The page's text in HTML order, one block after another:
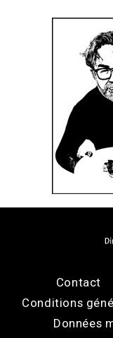
Contact
Conditions
Données